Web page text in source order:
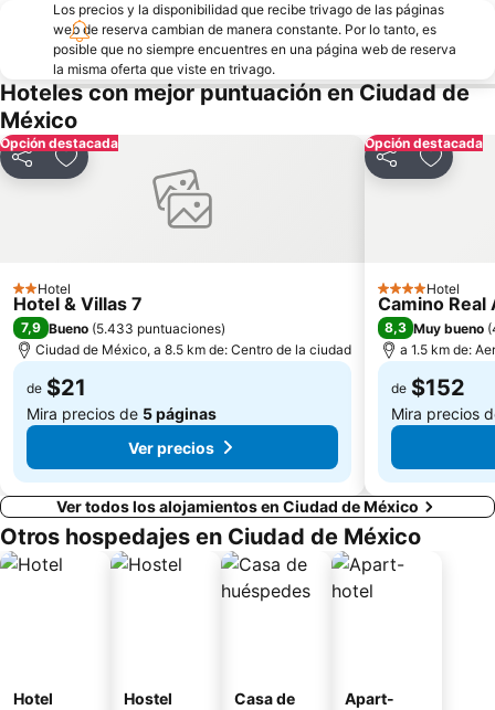
Los precios y la disponibilidad que recibe trivago de las páginas
web de reserva cambian de manera constante. Por lo tanto, es
posible que no siempre encuentres en una página web de reserva
la misma oferta que viste en trivago.
Hoteles con mejor puntuación en Ciudad de
México
Opción destacada
CompartirAgregar a favoritos
2 Estrellas
Hotel
Hotel & Villas 7
7,9 Bueno (5.433 puntuaciones)
Ciudad de México, a 8.5 km de: Centro de la ciudad
de $21
Mira precios de 5 páginas
Ver precios
Opción destacada
Compartir
4 Estrellas
Hotel
Camino
8,3 Muy bueno (
a 1.5 km de:
de $152
Mira precios
Ver todos los alojamientos en Ciudad de México
Otros hospedajes en Ciudad de México
Hotel Hostel
Casa de
Apart-